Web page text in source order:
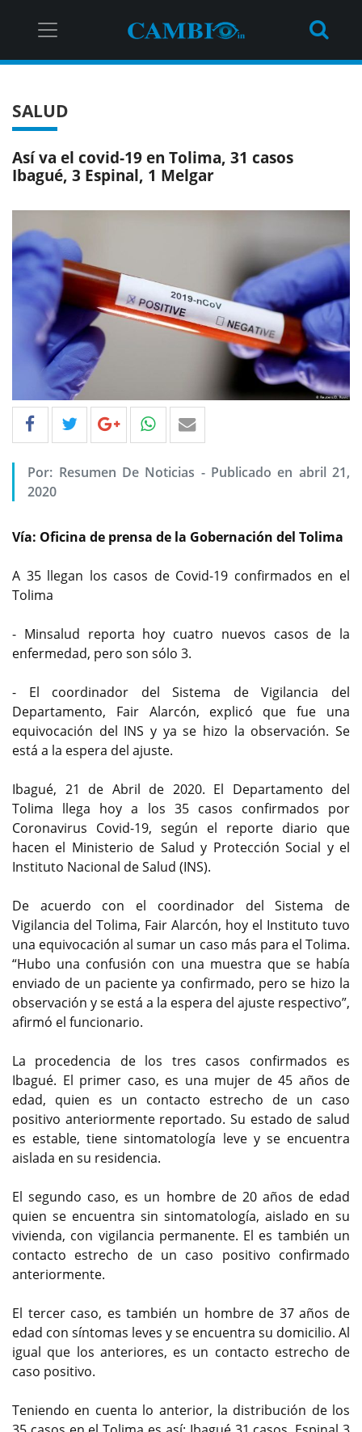
SALUD
Así va el covid-19 en Tolima, 31 casos
Ibagué, 3 Espinal, 1 Melgar
Por: Resumen De Noticias - Publicado en abril 21,
2020
Vía: Oficina de prensa de la Gobernación del Tolima
A 35 llegan los casos de Covid-19 confirmados en el
Tolima
- Minsalud reporta hoy cuatro nuevos casos de la
enfermedad, pero son sólo 3.
- El coordinador del Sistema de Vigilancia del
Departamento, Fair Alarcón, explicó que fue una
equivocación del INS y ya se hizo la observación. Se
está a la espera del ajuste.
Ibagué, 21 de Abril de 2020. El Departamento del
Tolima llega hoy a los 35 casos confirmados por
Coronavirus Covid-19, según el reporte diario que
hacen el Ministerio de Salud y Protección Social y el
Instituto Nacional de Salud (INS).
De acuerdo con el coordinador del Sistema de
Vigilancia del Tolima, Fair Alarcón, hoy el Instituto tuvo
una equivocación al sumar un caso más para el Tolima.
“Hubo una confusión con una muestra que se había
enviado de un paciente ya confirmado, pero se hizo la
observación y se está a la espera del ajuste respectivo”,
afirmó el funcionario.
La procedencia de los tres casos confirmados es
Ibagué. El primer caso, es una mujer de 45 años de
edad, quien es un contacto estrecho de un caso
positivo anteriormente reportado. Su estado de salud
es estable, tiene sintomatología leve y se encuentra
aislada en su residencia.
El segundo caso, es un hombre de 20 años de edad
quien se encuentra sin sintomatología, aislado en su
vivienda, con vigilancia permanente. El es también un
contacto estrecho de un caso positivo confirmado
anteriormente.
El tercer caso, es también un hombre de 37 años de
edad con síntomas leves y se encuentra su domicilio. Al
igual que los anteriores, es un contacto estrecho de
caso positivo.
Teniendo en cuenta lo anterior, la distribución de los